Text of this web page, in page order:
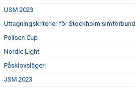
USM 2023
Uttagningskriterier för Stockholm simförbund
Polisen Cup
Nordic Light
Påsklovsläger!
JSM 2023